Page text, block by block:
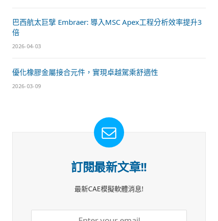
巴西航太巨擘 Embraer: 導入MSC Apex工程分析效率提升3
倍
2026-04-03
優化橡膠金屬接合元件，實現卓越駕乘舒適性
2026-03-09
訂閱最新文章!!
最新CAE模擬軟體消息!